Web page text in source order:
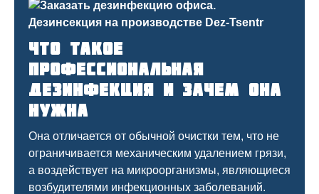
Что такое
профессиональная
дезинфекция и зачем она
нужна
Она отличается от обычной очистки тем, что не
ограничивается механическим удалением грязи,
а воздействует на микроорганизмы, являющиеся
возбудителями инфекционных заболеваний.